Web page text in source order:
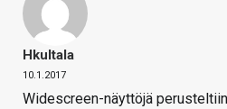
Hkultala
10.1.2017
Widescreen-näyttöjä